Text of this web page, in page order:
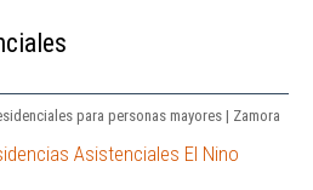
para personas mayores | Zamora
Asistenciales El Nino